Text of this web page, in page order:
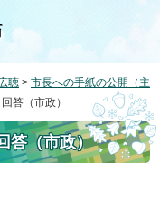
聴 > 市長への手紙の公開（主
答（市政）
答（市政）